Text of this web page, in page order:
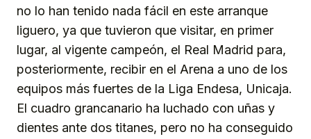
no lo han tenido nada fácil en este arranque
liguero, ya que tuvieron que visitar, en primer
lugar, al vigente campeón, el Real Madrid para,
posteriormente, recibir en el Arena a uno de los
equipos más fuertes de la Liga Endesa, Unicaja.
El cuadro grancanario ha luchado con uñas y
dientes ante dos titanes, pero no ha conseguido